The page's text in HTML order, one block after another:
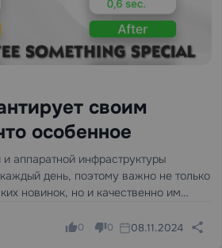
своим
особенное
аппаратной инфраструктуры
день, поэтому важно не только
новинок, но и качественно им
0 0 08.11.2024